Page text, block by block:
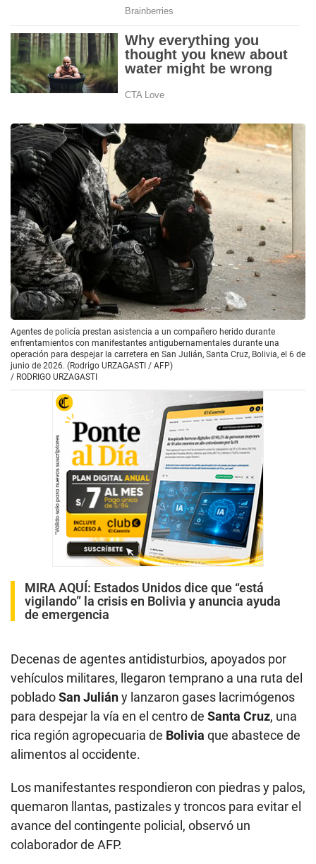
Agentes de policía prestan asistencia a un compañero herido durante
enfrentamientos con manifestantes antigubernamentales durante una
operación para despejar la carretera en San Julián, Santa Cruz, Bolivia, el 6 de
junio de 2026. (Rodrigo URZAGASTI / AFP)
/ RODRIGO URZAGASTI
MIRA AQUÍ: Estados Unidos dice que “está
vigilando” la crisis en Bolivia y anuncia ayuda
de emergencia
Decenas de agentes antidisturbios, apoyados por
vehículos militares, llegaron temprano a una ruta del
pobladoSan Juliány lanzaron gases lacrimógenos
para despejar la vía en el centro de Santa Cruz, una
rica región agropecuaria de Bolivia que abastece de
alimentos al occidente.
Los manifestantes respondieron con piedras y palos,
quemaron llantas, pastizales y troncos para evitar el
avance del contingente policial, observó un
colaborador de AFP.